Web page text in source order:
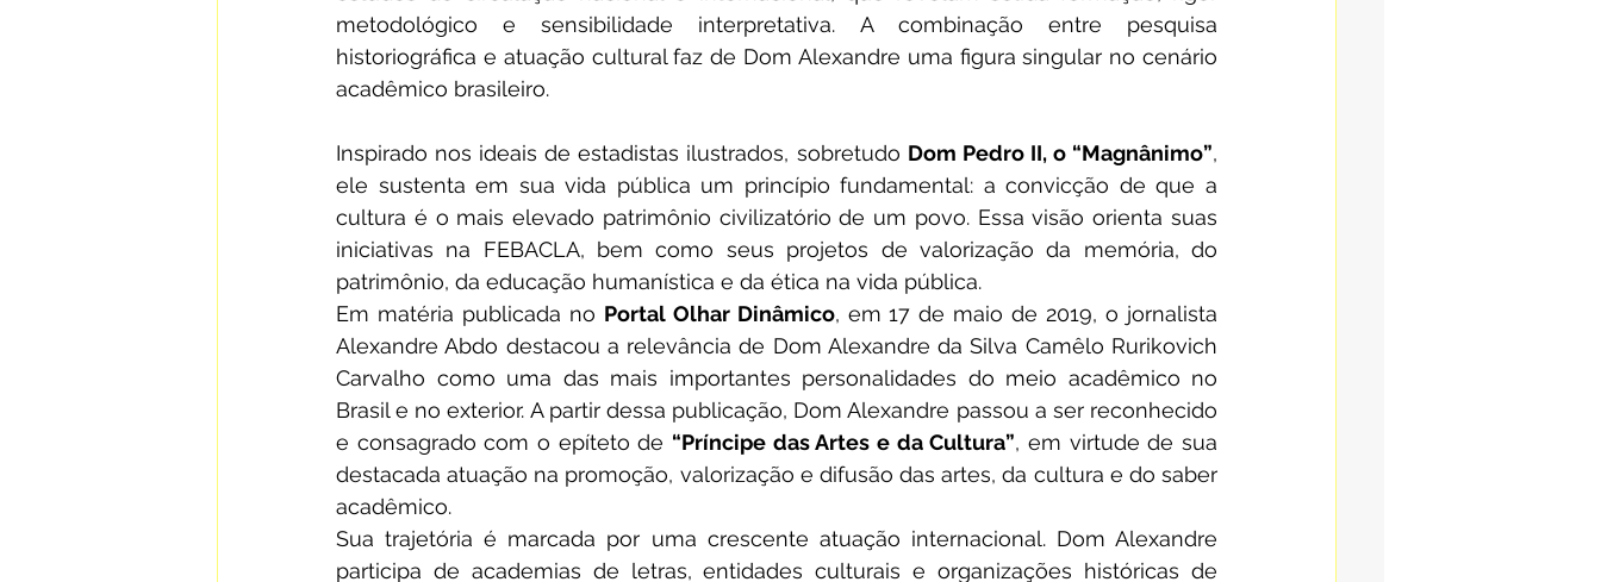
metodológico e sensibilidade interpretativa. A combinação entre pesquisa
historiográfica e atuação cultural faz de Dom Alexandre uma figura singular no cenário
acadêmico brasileiro.
Inspirado nos ideais de estadistas ilustrados, sobretudo Dom Pedro II, o “Magnânimo”,
ele sustenta em sua vida pública um princípio fundamental: a convicção de que a
cultura é o mais elevado patrimônio civilizatório de um povo. Essa visão orienta suas
iniciativas na FEBACLA, bem como seus projetos de valorização da memória, do
patrimônio, da educação humanística e da ética na vida pública.
Em matéria publicada no Portal Olhar Dinâmico, em 17 de maio de 2019, o jornalista
Alexandre Abdo destacou a relevância de Dom Alexandre da Silva Camêlo Rurikovich
Carvalho como uma das mais importantes personalidades do meio acadêmico no
Brasil e no exterior. A partir dessa publicação, Dom Alexandre passou a ser reconhecido
e consagrado com o epíteto de “Príncipe das Artes e da Cultura”, em virtude de sua
destacada atuação na promoção, valorização e difusão das artes, da cultura e do saber
acadêmico.
Sua trajetória é marcada por uma crescente atuação internacional. Dom Alexandre
participa de academias de letras, entidades culturais e organizações históricas de